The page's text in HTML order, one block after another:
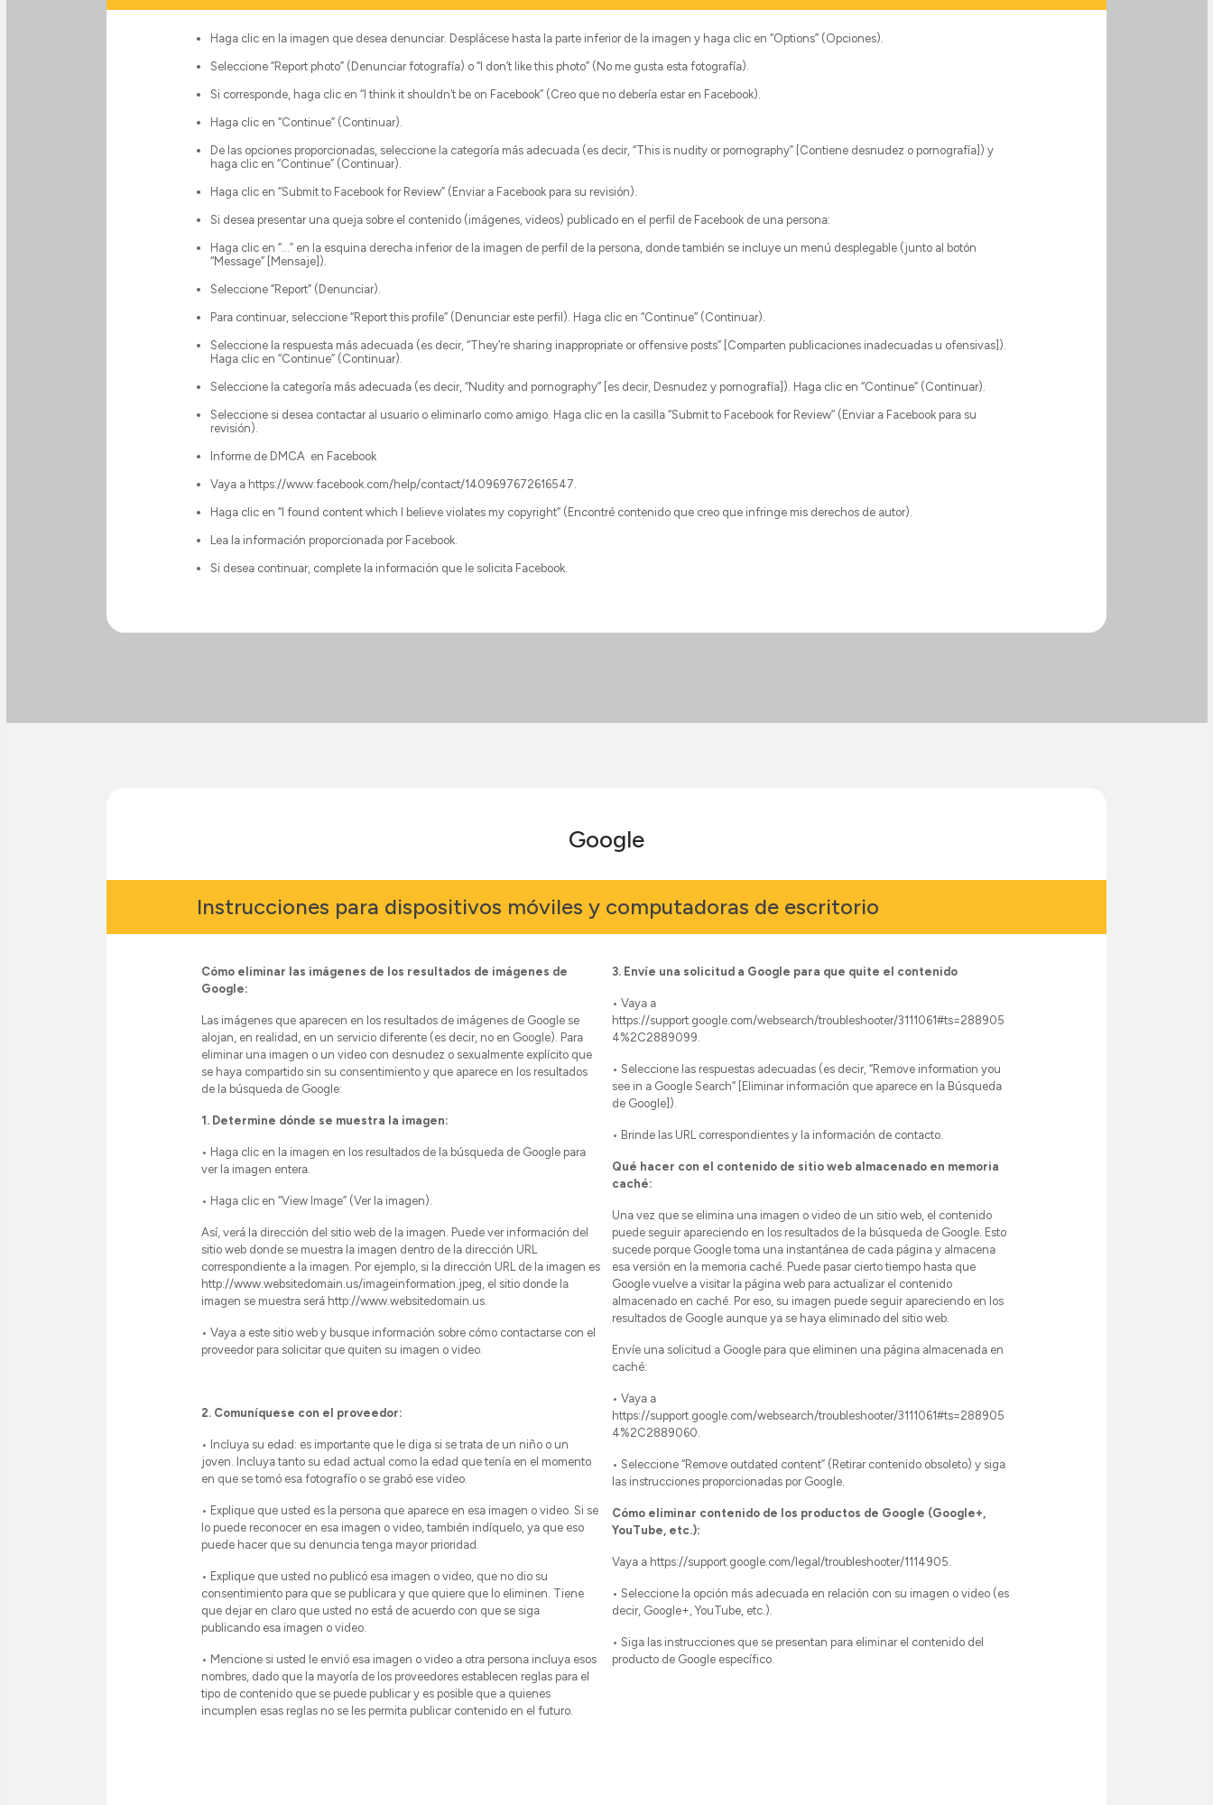
Haga clic en la imagen que desea denunciar. Desplácese hasta la parte inferior de la imagen y haga clic en “Options” (Opciones).
Seleccione “Report photo” (Denunciar fotografía) o “I don’t like this photo” (No me gusta esta fotografía).
Si corresponde, haga clic en “I think it shouldn’t be on Facebook” (Creo que no debería estar en Facebook).
Haga clic en “Continue” (Continuar).
De las opciones proporcionadas, seleccione la categoría más adecuada (es decir, “This is nudity or pornography” [Contiene desnudez o pornografía]) y
haga clic en “Continue” (Continuar).
Haga clic en “Submit to Facebook for Review” (Enviar a Facebook para su revisión).
Si desea presentar una queja sobre el contenido (imágenes, videos) publicado en el perfil de Facebook de una persona:
Haga clic en “...” en la esquina derecha inferior de la imagen de perfil de la persona, donde también se incluye un menú desplegable (junto al botón
“Message” [Mensaje]).
Seleccione “Report” (Denunciar).
Para continuar, seleccione “Report this profile” (Denunciar este perfil). Haga clic en “Continue” (Continuar).
Seleccione la respuesta más adecuada (es decir, “They’re sharing inappropriate or offensive posts” [Comparten publicaciones inadecuadas u ofensivas]).
Haga clic en “Continue” (Continuar).
Seleccione la categoría más adecuada (es decir, “Nudity and pornography” [es decir, Desnudez y pornografía]). Haga clic en “Continue” (Continuar).
Seleccione si desea contactar al usuario o eliminarlo como amigo. Haga clic en la casilla “Submit to Facebook for Review” (Enviar a Facebook para su
revisión).
Informe de DMCA en Facebook
Vaya a https://www.facebook.com/help/contact/1409697672616547.
Haga clic en “I found content which I believe violates my copyright” (Encontré contenido que creo que infringe mis derechos de autor).
Lea la información proporcionada por Facebook.
Si desea continuar, complete la información que le solicita Facebook.
Google
Instrucciones para dispositivos móviles y computadoras de escritorio
Cómo eliminar las imágenes de los resultados de imágenes de
Google:
Las imágenes que aparecen en los resultados de imágenes de Google se
alojan, en realidad, en un servicio diferente (es decir, no en Google). Para
eliminar una imagen o un video con desnudez o sexualmente explícito que
se haya compartido sin su consentimiento y que aparece en los resultados
de la búsqueda de Google:
1. Determine dónde se muestra la imagen:
• Haga clic en la imagen en los resultados de la búsqueda de Google para
ver la imagen entera.
• Haga clic en “View Image” (Ver la imagen).
Así, verá la dirección del sitio web de la imagen. Puede ver información del
sitio web donde se muestra la imagen dentro de la dirección URL
correspondiente a la imagen. Por ejemplo, si la dirección URL de la imagen es
http://www.websitedomain.us/imageinformation.jpeg, el sitio donde la
imagen se muestra será http://www.websitedomain.us.
• Vaya a este sitio web y busque información sobre cómo contactarse con el
proveedor para solicitar que quiten su imagen o video.
2. Comuníquese con el proveedor:
• Incluya su edad: es importante que le diga si se trata de un niño o un
joven. Incluya tanto su edad actual como la edad que tenía en el momento
en que se tomó esa fotografío o se grabó ese video.
• Explique que usted es la persona que aparece en esa imagen o video. Si se
lo puede reconocer en esa imagen o video, también indíquelo, ya que eso
puede hacer que su denuncia tenga mayor prioridad.
• Explique que usted no publicó esa imagen o video, que no dio su
consentimiento para que se publicara y que quiere que lo eliminen. Tiene
que dejar en claro que usted no está de acuerdo con que se siga
publicando esa imagen o video.
• Mencione si usted le envió esa imagen o video a otra persona incluya esos
nombres, dado que la mayoría de los proveedores establecen reglas para el
tipo de contenido que se puede publicar y es posible que a quienes
incumplen esas reglas no se les permita publicar contenido en el futuro.
3. Envíe una solicitud a Google para que quite el contenido
• Vaya a
https://support.google.com/websearch/troubleshooter/3111061#ts=288905
4%2C2889099.
• Seleccione las respuestas adecuadas (es decir, “Remove information you
see in a Google Search” [Eliminar información que aparece en la Búsqueda
de Google]).
• Brinde las URL correspondientes y la información de contacto.
Qué hacer con el contenido de sitio web almacenado en memoria
caché:
Una vez que se elimina una imagen o video de un sitio web, el contenido
puede seguir apareciendo en los resultados de la búsqueda de Google. Esto
sucede porque Google toma una instantánea de cada página y almacena
esa versión en la memoria caché. Puede pasar cierto tiempo hasta que
Google vuelve a visitar la página web para actualizar el contenido
almacenado en caché. Por eso, su imagen puede seguir apareciendo en los
resultados de Google aunque ya se haya eliminado del sitio web.
Envíe una solicitud a Google para que eliminen una página almacenada en
caché:
• Vaya a
https://support.google.com/websearch/troubleshooter/3111061#ts=288905
4%2C2889060.
• Seleccione “Remove outdated content” (Retirar contenido obsoleto) y siga
las instrucciones proporcionadas por Google.
Cómo eliminar contenido de los productos de Google (Google+,
YouTube, etc.):
Vaya a https://support.google.com/legal/troubleshooter/1114905.
• Seleccione la opción más adecuada en relación con su imagen o video (es
decir, Google+, YouTube, etc.).
• Siga las instrucciones que se presentan para eliminar el contenido del
producto de Google específico.